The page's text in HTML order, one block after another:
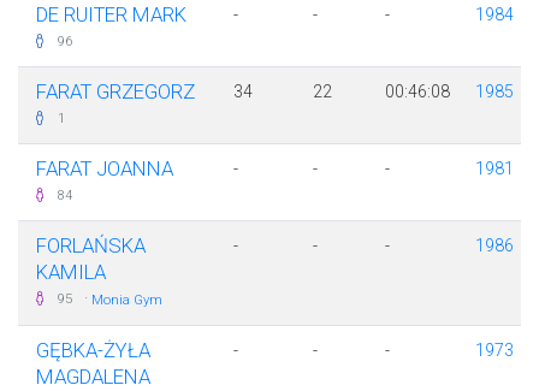
DE RUITER MARK
96
- - - 1984
FARAT GRZEGORZ
1
34 22 00:46:08 1985
FARAT JOANNA
84
- - - 1981
FORLAŃSKA
KAMILA
95 · Monia Gym
- - - 1986
GĘBKA-ŻYŁA
MAGDALENA
- - - 1973